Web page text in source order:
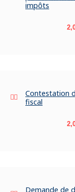
impôts
Contestation
fiscal
Demande de